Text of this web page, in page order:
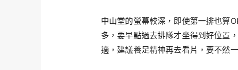
中山堂的螢幕較深，即使第一排也算
多，要早點過去排隊才坐得到好位置
適，建議養足精神再去看片，要不然